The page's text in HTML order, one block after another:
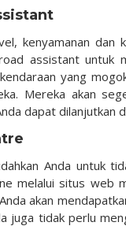
kenyamanan
assistant untuk
yang
Mereka akan
dapat dilanjutkan
Anda untuk
melalui situs web
akan
juga tidak perlu